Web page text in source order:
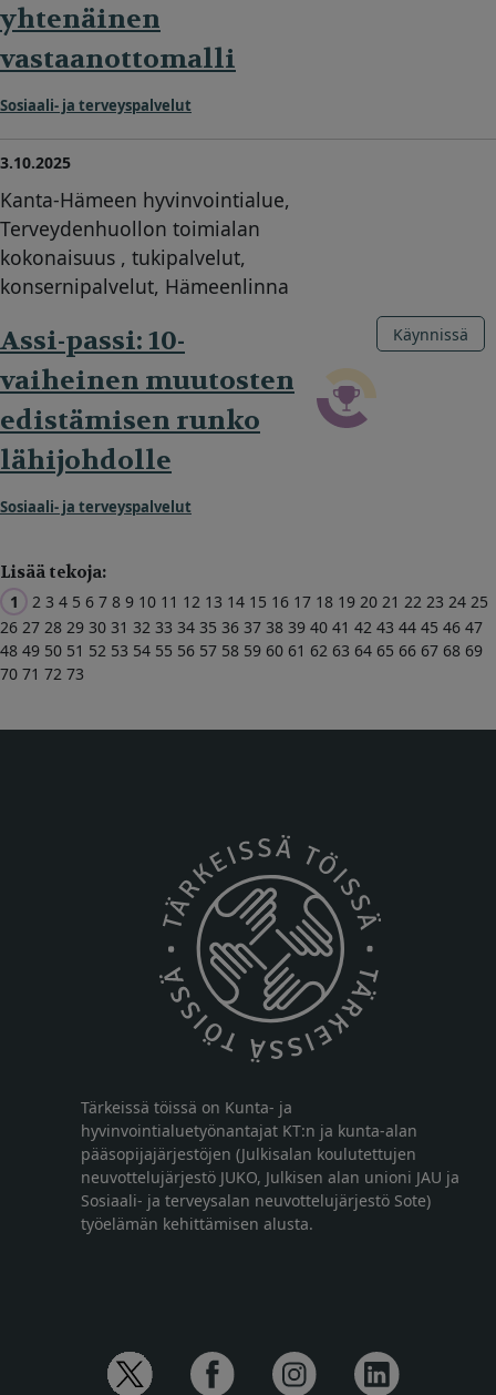
yhtenäinen
vastaanottomalli
Sosiaali- ja terveyspalvelut
3.10.2025
Kanta-Hämeen hyvinvointialue,
Terveydenhuollon toimialan
kokonaisuus , tukipalvelut,
konsernipalvelut, Hämeenlinna
Assi-passi: 10-
vaiheinen muutosten
edistämisen runko
lähijohdolle
Sosiaali- ja terveyspalvelut
Käynnissä
Lisää tekoja:
1 2 3 4 5 6 7 8 9 10 11 12 13 14 15 16 17 18 19 20 21 22 23 24 25
26 27 28 29 30 31 32 33 34 35 36 37 38 39 40 41 42 43 44 45 46 47
48 49 50 51 52 53 54 55 56 57 58 59 60 61 62 63 64 65 66 67 68 69
70 71 72 73
Tärkeissä töissä on Kunta- ja
hyvinvointialuetyönantajat KT:n ja kunta-alan
pääsopijajärjestöjen (Julkisalan koulutettujen
neuvottelujärjestö JUKO, Julkisen alan unioni JAU ja
Sosiaali- ja terveysalan neuvottelujärjestö Sote)
työelämän kehittämisen alusta.